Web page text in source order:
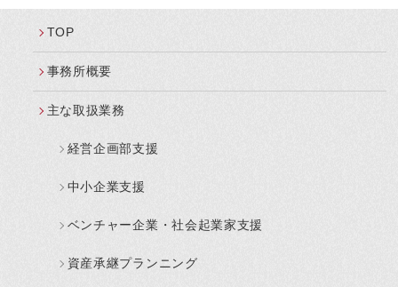
TOP
事務所概要
主な取扱業務
経営企画部支援
中小企業支援
ベンチャー企業・社会起業家支援
資産承継プランニング